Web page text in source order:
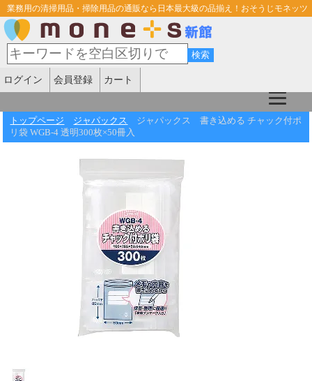
業務用の清掃用品・掃除用品の通販なら日本最大級の品揃え！おそうじモネッツ
ログイン 会員登録 カート
トップページ ジャパックス
ジャパックス 書き込める チャック付ポ
リ袋 WGB-4 透明300枚×50冊入